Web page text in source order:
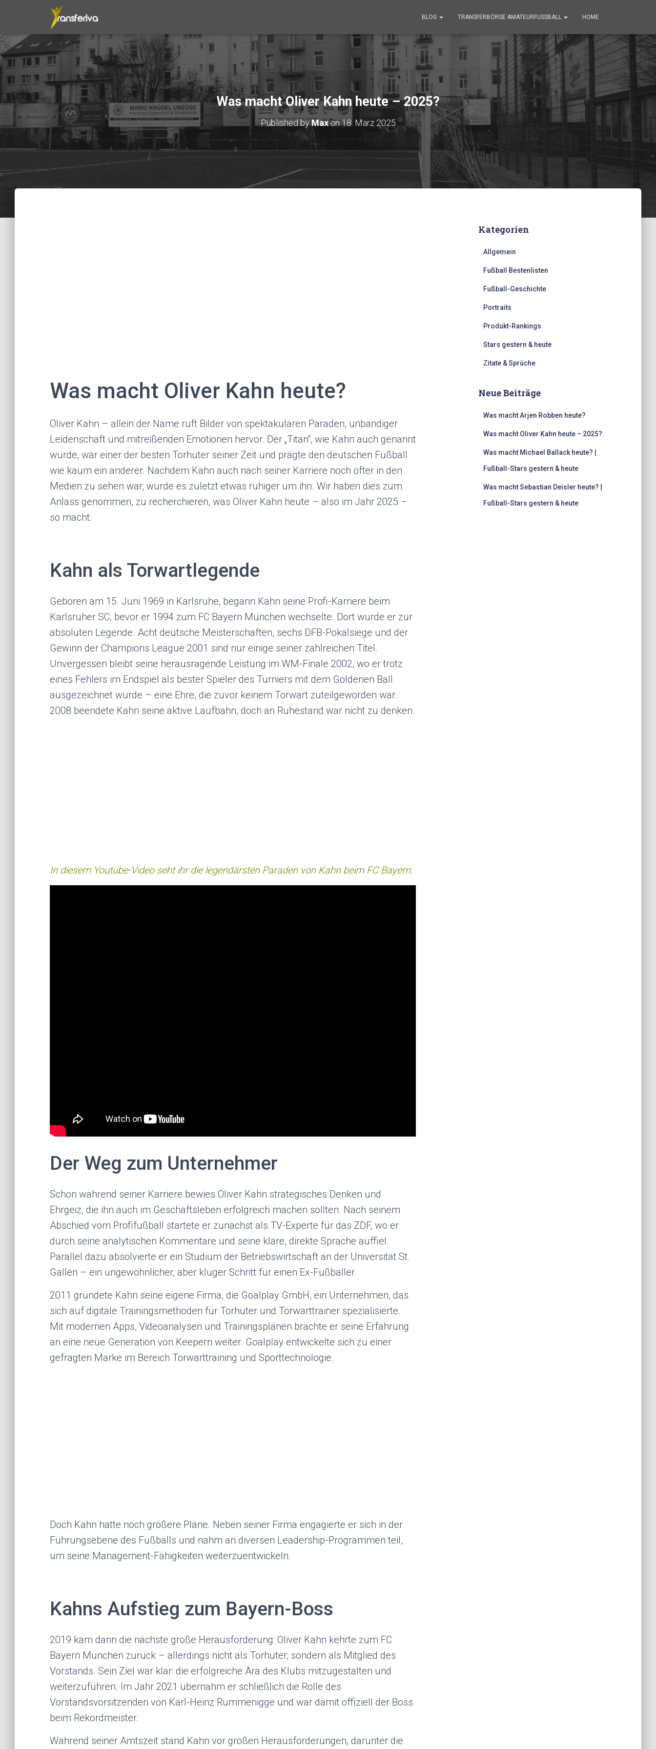
BLOG TRANSFERBÖRSE AMATEURFUSSBALL HOME
Was macht Oliver Kahn heute – 2025?
Published byMaxon18. März 2025
Was macht Oliver Kahn heute?
Oliver Kahn – allein der Name ruft Bilder von spektakulären Paraden, unbändiger
Leidenschaft und mitreißenden Emotionen hervor. Der „Titan“, wie Kahn auch genannt
wurde, war einer der besten Torhüter seiner Zeit und prägte den deutschen Fußball
wie kaum ein anderer. Nachdem Kahn auch nach seiner Karriere noch öfter in den
Medien zu sehen war, wurde es zuletzt etwas ruhiger um ihn. Wir haben dies zum
Anlass genommen, zu recherchieren, was Oliver Kahn heute – also im Jahr 2025 –
so macht.
Kahn als Torwartlegende
Geboren am 15. Juni 1969 in Karlsruhe, begann Kahn seine Profi-Karriere beim
Karlsruher SC, bevor er 1994 zum FC Bayern München wechselte. Dort wurde er zur
absoluten Legende. Acht deutsche Meisterschaften, sechs DFB-Pokalsiege und der
Gewinn der Champions League 2001 sind nur einige seiner zahlreichen Titel.
Unvergessen bleibt seine herausragende Leistung im WM-Finale 2002, wo er trotz
eines Fehlers im Endspiel als bester Spieler des Turniers mit dem Goldenen Ball
ausgezeichnet wurde – eine Ehre, die zuvor keinem Torwart zuteilgeworden war.
2008 beendete Kahn seine aktive Laufbahn, doch an Ruhestand war nicht zu denken.
In diesem Youtube-Video seht ihr die legendärsten Paraden von Kahn beim FC Bayern:
Der Weg zum Unternehmer
Schon während seiner Karriere bewies Oliver Kahn strategisches Denken und
Ehrgeiz, die ihn auch im Geschäftsleben erfolgreich machen sollten. Nach seinem
Abschied vom Profifußball startete er zunächst als TV-Experte für das ZDF, wo er
durch seine analytischen Kommentare und seine klare, direkte Sprache auffiel.
Parallel dazu absolvierte er ein Studium der Betriebswirtschaft an der Universität St.
Gallen – ein ungewöhnlicher, aber kluger Schritt für einen Ex-Fußballer.
2011 gründete Kahn seine eigene Firma, die Goalplay GmbH, ein Unternehmen, das
sich auf digitale Trainingsmethoden für Torhüter und Torwarttrainer spezialisierte.
Mit modernen Apps, Videoanalysen und Trainingsplänen brachte er seine Erfahrung
an eine neue Generation von Keepern weiter. Goalplay entwickelte sich zu einer
gefragten Marke im Bereich Torwarttraining und Sporttechnologie.
Doch Kahn hatte noch größere Pläne. Neben seiner Firma engagierte er sich in der
Führungsebene des Fußballs und nahm an diversen Leadership-Programmen teil,
um seine Management-Fähigkeiten weiterzuentwickeln.
Kahns Aufstieg zum Bayern-Boss
2019 kam dann die nächste große Herausforderung: Oliver Kahn kehrte zum FC
Bayern München zurück – allerdings nicht als Torhüter, sondern als Mitglied des
Vorstands. Sein Ziel war klar: die erfolgreiche Ära des Klubs mitzugestalten und
weiterzuführen. Im Jahr 2021 übernahm er schließlich die Rolle des
Vorstandsvorsitzenden von Karl-Heinz Rummenigge und war damit offiziell der Boss
beim Rekordmeister.
Während seiner Amtszeit stand Kahn vor großen Herausforderungen, darunter die
Kategorien
Allgemein
Fußball Bestenlisten
Fußball-Geschichte
Portraits
Produkt-Rankings
Stars gestern & heute
Zitate & Sprüche
Neue Beiträge
Was macht Arjen Robben heute?
Was macht Oliver Kahn heute – 2025?
Was macht Michael Ballack heute? |
Fußball-Stars gestern & heute
Was macht Sebastian Deisler heute? |
Fußball-Stars gestern & heute